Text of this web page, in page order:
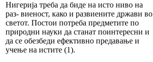
Нигерија треба да биде на исто ниво на
раз- виеност, како и развиените држави во
светот. Постои потреба предметите по
природни науки да станат поинтересни и
да се обезбеди ефективно предавање и
учење на истите (1).